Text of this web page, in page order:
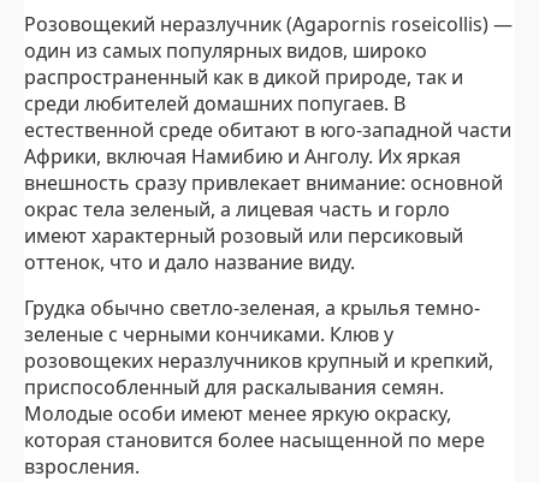
Розовощекий неразлучник (Agapornis roseicollis) —
один из самых популярных видов, широко
распространенный как в дикой природе, так и
среди любителей домашних попугаев. В
естественной среде обитают в юго-западной части
Африки, включая Намибию и Анголу. Их яркая
внешность сразу привлекает внимание: основной
окрас тела зеленый, а лицевая часть и горло
имеют характерный розовый или персиковый
оттенок, что и дало название виду.
Грудка обычно светло-зеленая, а крылья темно-
зеленые с черными кончиками. Клюв у
розовощеких неразлучников крупный и крепкий,
приспособленный для раскалывания семян.
Молодые особи имеют менее яркую окраску,
которая становится более насыщенной по мере
взросления.